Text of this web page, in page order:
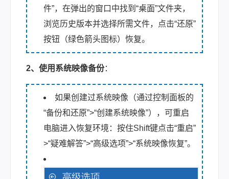
件”，在弹出的窗口中找到“桌面”文件夹，
浏览历史版本并选择所需文件，点击“还原”
按钮（绿色箭头图标）恢复。
2、使用系统映像备份：
如果创建过系统映像（通过控制面板的
“备份和还原”>“创建系统映像”），可重启
电脑进入恢复环境：按住Shift键点击“重启”
>“疑难解答”>“高级选项”>“系统映像恢复”。